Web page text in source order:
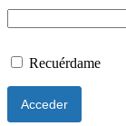
Recuérdame